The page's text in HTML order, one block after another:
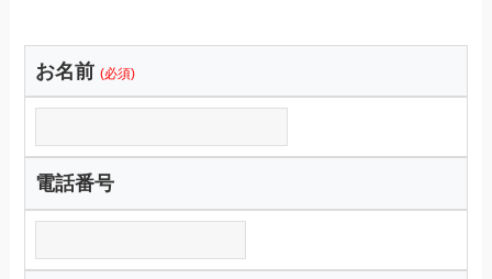
お名前 (必須)
電話番号